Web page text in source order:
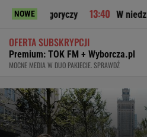
NOWE W niedziele jeszcze
OFERTA SUBSKRYPCJI
Premium: TOK FM + Wyborcza.pl
MOCNE MEDIA W DUO PAKIECIE. SPRAWDŹ